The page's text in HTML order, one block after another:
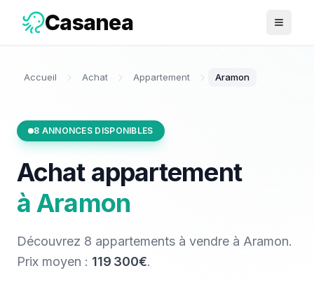
Casanea Ouvrir
Accueil Achat Appartement Aramon
8 ANNONCES DISPONIBLES
Achat appartement
àAramon
Découvrez 8 appartements à vendre à Aramon.
Prix moyen : 119 300€.